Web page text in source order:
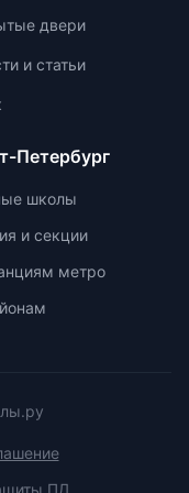
двери
и статьи
Петербург
школы
и секции
метро
ПД